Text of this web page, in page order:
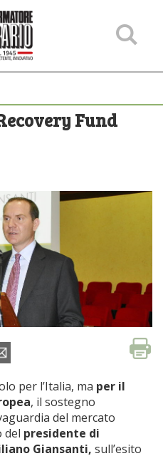
Fund
per l’Italia, ma per il
, il sostegno
del mercato
del presidente di
Giansanti, sull’esito